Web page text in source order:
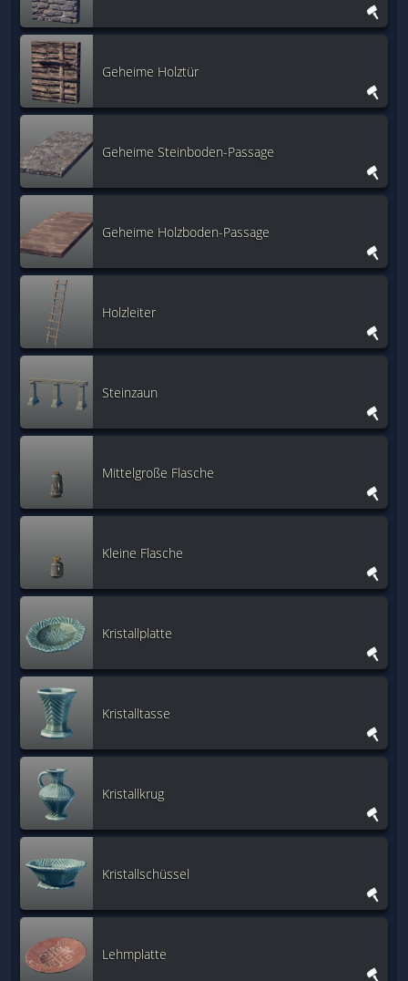
Geheime Holztür
Geheime Steinboden-Passage
Geheime Holzboden-Passage
Holzleiter
Steinzaun
Mittelgroße Flasche
Kleine Flasche
Kristallplatte
Kristalltasse
Kristallkrug
Kristallschüssel
Lehmplatte